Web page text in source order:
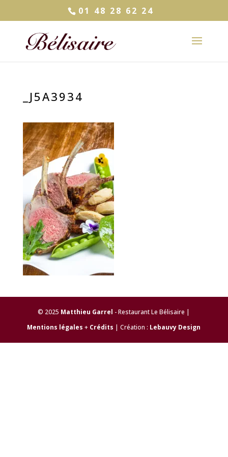
01 48 28 62 24
_J5A3934
© 2025 Matthieu Garrel - Restaurant Le Bélisaire |
Mentions légales + Crédits | Création : Lebauvy Design